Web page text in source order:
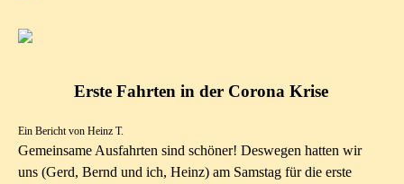
Erste Fahrten in der Corona Krise
Ein Bericht von Heinz T.
Gemeinsame Ausfahrten sind schöner! Deswegen hatten wir
uns (Gerd, Bernd und ich, Heinz) am Samstag für die erste